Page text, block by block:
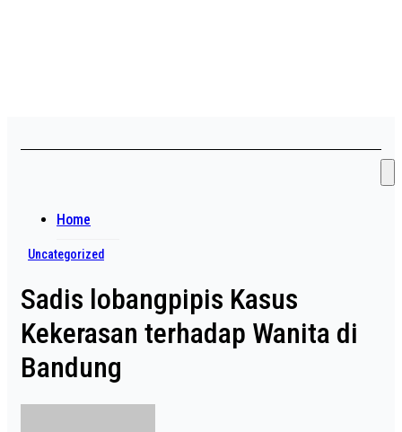
Home
Uncategorized
Sadis lobangpipis Kasus
Kekerasan terhadap Wanita di
Bandung